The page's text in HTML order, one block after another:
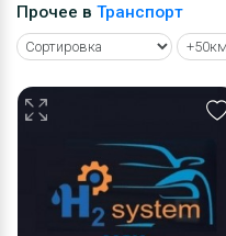
Прочее в Транспорт